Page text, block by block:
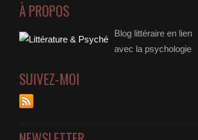
À PROPOS
Blog littéraire en lien
avec la psychologie
SUIVEZ-MOI